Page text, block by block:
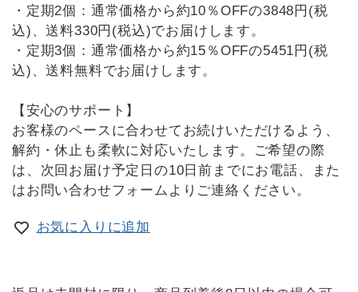
・定期2個：通常価格から約10％OFFの3848円(税
込)、送料330円(税込)でお届けします。
・定期3個：通常価格から約15％OFFの5451円(税
込)、送料無料でお届けします。
【安心のサポート】
お客様のペースに合わせてお続けいただけるよう、
解約・休止も柔軟に対応いたします。ご希望の際
は、次回お届け予定日の10日前までにお電話、また
はお問い合わせフォームよりご連絡ください。
お気に入りに追加